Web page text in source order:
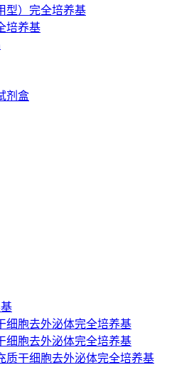
型）完全培养基
培养基
剂盒
细胞去外泌体完全培养基
细胞去外泌体完全培养基
质干细胞去外泌体完全培养基